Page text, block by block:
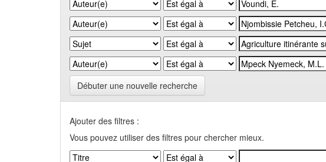
Débuter une nouvelle recherche
Ajouter des filtres :
Vous pouvez utiliser des filtres pour chercher mieux.